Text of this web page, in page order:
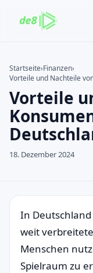
Finanzen
Kreditkarte
Investitionen
immobilienmarktes
Neugier
Auf der
Suchen nach:
Enter drücken
Startseite›Finanzen›
Vorteile und Nachteile
Vorteile
18. Dezember 2024
In
weit
Menschen
Spielraum zu